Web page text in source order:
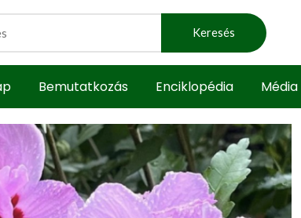
Keresés
Bemutatkozás Enciklopédia Média
view